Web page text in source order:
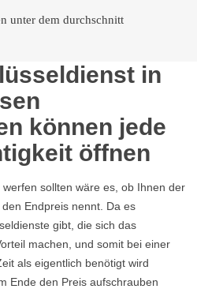
unter dem durchschnitt
in
können jede
öffnen
sollten wäre es, ob Ihnen der
Endpreis nennt. Da es
gibt, die sich das
machen, und somit bei einer
als eigentlich benötigt wird
Ende den Preis aufschrauben